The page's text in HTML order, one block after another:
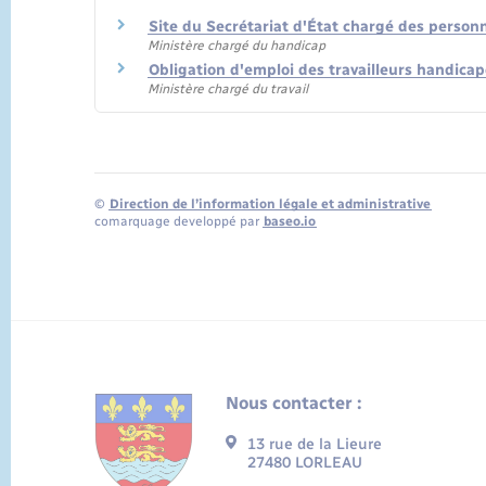
Site du Secrétariat d'État chargé des
Ministère chargé du handicap
Obligation d'emploi des travailleurs
Ministère chargé du travail
© Direction de l’information légale et administrative
comarquage developpé par baseo.io
Nous contacter :
13 rue de la Lieure
27480 LORLEAU